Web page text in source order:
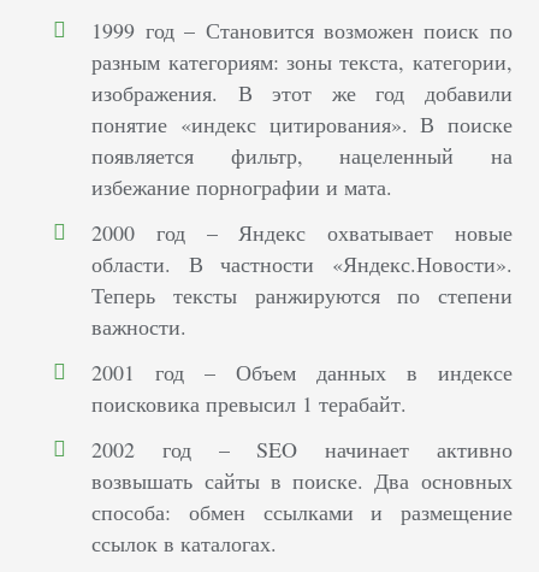
1999 год – Становится возможен поиск по
разным категориям: зоны текста, категории,
изображения. В этот же год добавили
понятие «индекс цитирования». В поиске
появляется фильтр, нацеленный на
избежание порнографии и мата.
2000 год – Яндекс охватывает новые
области. В частности «Яндекс.Новости».
Теперь тексты ранжируются по степени
важности.
2001 год – Объем данных в индексе
поисковика превысил 1 терабайт.
2002 год – SEO начинает активно
возвышать сайты в поиске. Два основных
способа: обмен ссылками и размещение
ссылок в каталогах.